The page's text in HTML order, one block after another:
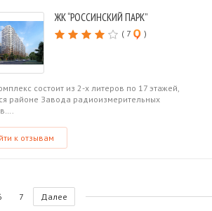
ЖК “РОССИНСКИЙ ПАРК”
( 7 )
состоит из 2-х литеров по 17 этажей,
районе Завода радиоизмерительных
к отзывам
7 Далее